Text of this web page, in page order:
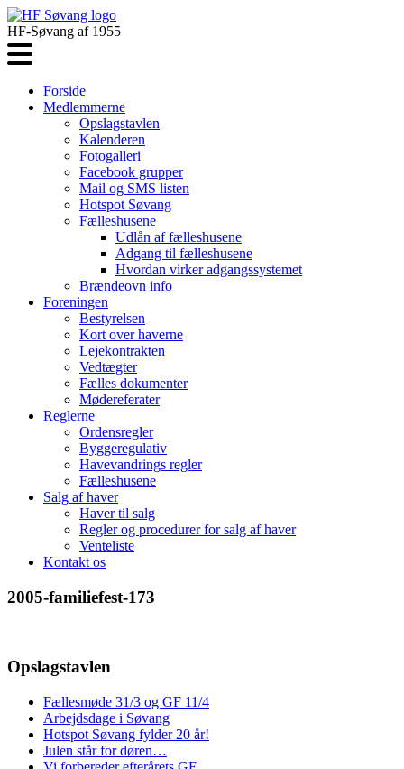
HF-Søvang af 1955
Forside
Medlemmerne
Opslagstavlen
Kalenderen
Fotogalleri
Facebook grupper
Mail og SMS listen
Hotspot Søvang
Fælleshusene
Udlån af fælleshusene
Adgang til fælleshusene
Hvordan virker adgangssystemet
Brændeovn info
Foreningen
Bestyrelsen
Kort over haverne
Lejekontrakten
Vedtægter
Fælles dokumenter
Mødereferater
Reglerne
Ordensregler
Byggeregulativ
Havevandrings regler
Fælleshusene
Salg af haver
Haver til salg
Regler og procedurer for salg af haver
Venteliste
Kontakt os
2005-familiefest-173
Opslagstavlen
Fællesmøde 31/3 og GF 11/4
Arbejdsdage i Søvang
Hotspot Søvang fylder 20 år!
Julen står for døren…